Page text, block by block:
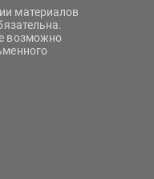
материалов
возможно